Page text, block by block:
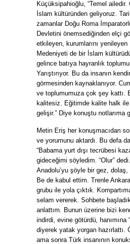
Küçüksipahioğlu, “Temel
İslam kültüründen geliyoruz.
zamanlar Doğu Roma
Devletini önemsediğinden elçi
etkileyen, kurumlarını yenileyen
Medeniyeti de bir İslam
gelince batıya hayranlık
Yarıştırıyor. Bu da insanın
görmesinden kaynaklanıyor.
ve toplumumuza çok şey kattı.
kalitesiz. Eğitimde kalite halk
gelişir.” Diye konuştu notlarıma
Metin Eriş her konuşmacıdan
ve yorumunu aktardı. Bu defa
“Babama yurt dışı tecrübesi
gideceğimi söyledim. “Olur”
Anadolu’yu şöyle bir gez, dolaş,
Be de kabul ettim. Trenle
grubu ile yola çıktık.
selam vererek. Sohbete
anlattım. Bunun üzerine bizi
indirdi, evine götürdü, hanımına
diyerek yatak yorgan hazırlattı.
ama sonra Türk insanının